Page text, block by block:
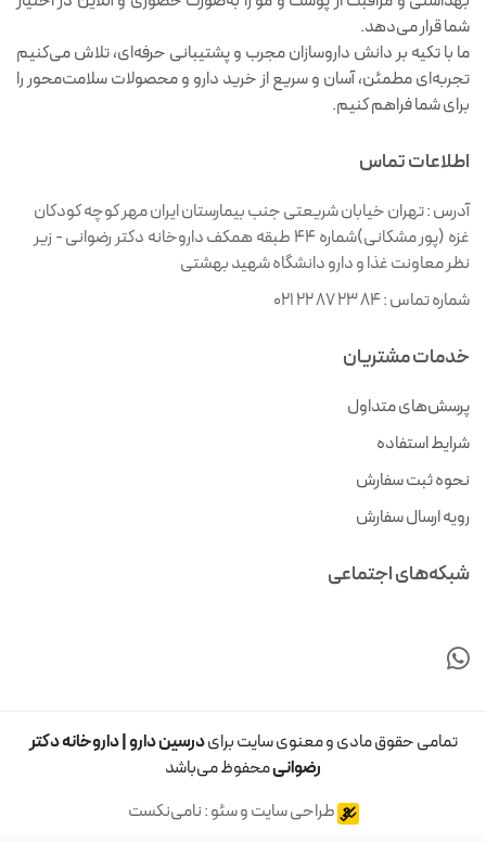
شما قرار می‌دهد.
ما با تکیه بر دانش داروسازان مجرب و پشتیبانی حرفه‌ای، تلاش می‌کنیم
تجربه‌ای مطمئن، آسان و سریع از خرید دارو و محصولات سلامت‌محور را
برای شما فراهم کنیم.
اطلاعات تماس
آدرس :تهران خیابان شریعتی جنب بیمارستان ایران مهر کوچه کودکان
غزه (پور مشکانی)شماره ۴۴ طبقه همکف داروخانه دکتر رضوانی - زیر
نظر معاونت غذا و دارو دانشگاه شهید بهشتی
شماره تماس :021 22 87 23 84
خدمات مشتریان
پرسش‌های متداول
شرایط استفاده
نحوه ثبت سفارش
رویه ارسال سفارش
شبکه‌های اجتماعی
تمامی حقوق مادی و معنوی سایت برایدرسین دارو | داروخانه دکتر
رضوانیمحفوظ می‌باشد
طراحی سایت و سئو : نامی‌نکست